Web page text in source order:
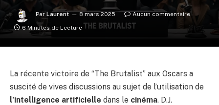
Par Laurent 8 mars 2025
Aucun commentaire
6 Minutes de Lecture
La récente victoire de “The Brutalist” aux Oscars a
suscité de vives discussions au sujet de l’utilisation de
l’intelligence artificielle dans le cinéma. D.J.